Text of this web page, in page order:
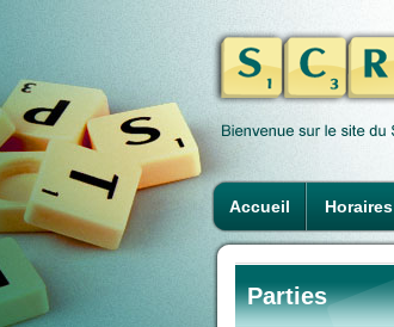
Accueil Horaires
Parties